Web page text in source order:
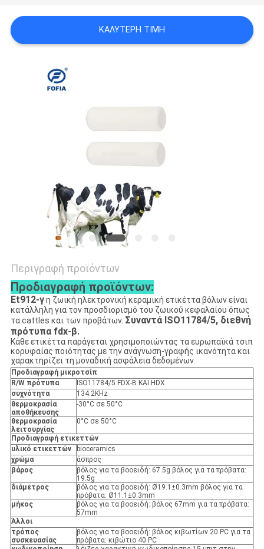
ΈΝΑ
ΑΠΌΣΠΑΣΜΑ
SITEMAP
ΚΑΛΎΤΕΡΗ ΤΙΜΉ
Περιγραφή προϊόντων
Προδιαγραφή προϊόντων:
Et912-γη ζωική ηλεκτρονική κεραμική ετικέττα βόλων είναι
κατάλληλη για τον προσδιορισμό του ζωικού κεφαλαίου όπως
τα cattles και των προβάτων. Συναντά ISO11784/5, διεθνή
πρότυπα fdx-β.
Κάθε ετικέττα παράγεται χρησιμοποιώντας τα ευρωπαϊκά τσιπ
κορυφαίας ποιότητας με την ανάγνωση-γραφής ικανότητα και
χαρακτηρίζει τη μοναδική ασφάλεια δεδομένων.
Προδιαγραφή μικροτσίπ
R/W πρότυπα
ISO11784/5 FDX-Β ΚΑΙ HDX
συχνότητα
134.2KHz
θερμοκρασία
αποθήκευσης
-30°C σε 50°C
θερμοκρασία
λειτουργίας
0°C σε 50°C
Προδιαγραφή ετικεττών
υλικό ετικεττών
bioceramics
χρώμα
άσπρος
βάρος
βόλος για τα βοοειδή: 67.5g βόλος για τα πρόβατα:
19.5g
διάμετρος
βόλος για τα βοοειδή: Ø19.1±0.3mm βόλος για τα
πρόβατα: Ø11.1±0.3mm
μήκος
βόλος για τα βοοειδή: βόλος 67mm για τα πρόβατα:
57mm
Άλλοι
τρόπος
συσκευασίας
βόλος για τα βοοειδή: βόλος κιβωτίων 20 PC για τα
πρόβατα: κιβώτιο 40 PC